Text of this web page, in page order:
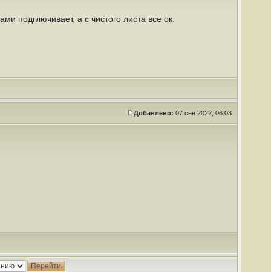
подглючивает, а с чистого листа все ок.
Добавлено: 07 сен 2022, 06:03